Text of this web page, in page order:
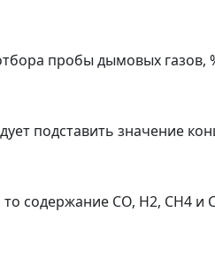
пробы дымовых газов,
подставить значение
содержание СО, H2, СH4 и